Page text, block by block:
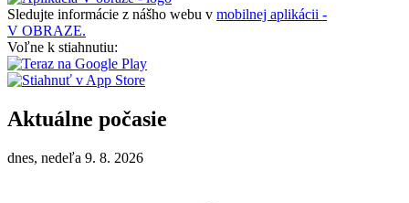
Sledujte informácie z nášho webu v mobilnej aplikácii -
V OBRAZE.
Voľne k stiahnutiu:
Aktuálne počasie
dnes, nedeľa 9. 8. 2026